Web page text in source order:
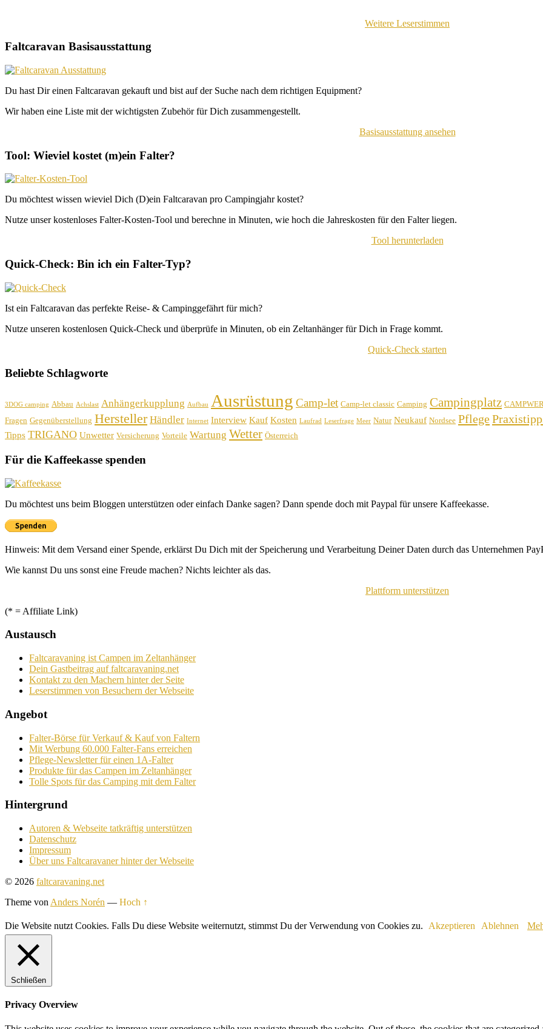
Weitere Leserstimmen
Faltcaravan Basisausstattung
Du hast Dir einen Faltcaravan gekauft und bist auf der Suche nach dem richtigen Equipment?
Wir haben eine Liste mit der wichtigsten Zubehör für Dich zusammengestellt.
Basisausstattung ansehen
Tool: Wieviel kostet (m)ein Falter?
Du möchtest wissen wieviel Dich (D)ein Faltcaravan pro Campingjahr kostet?
Nutze unser kostenloses Falter-Kosten-Tool und berechne in Minuten, wie hoch die Jahreskosten für den Falter liegen.
Tool herunterladen
Quick-Check: Bin ich ein Falter-Typ?
Ist ein Faltcaravan das perfekte Reise- & Campinggefährt für mich?
Nutze unseren kostenlosen Quick-Check und überprüfe in Minuten, ob ein Zeltanhänger für Dich in Frage kommt.
Quick-Check starten
Beliebte Schlagworte
3DOG camping Abbau Achslast Anhängerkupplung Aufbau Ausrüstung Camp-let Camp-let classic Camping Campingplatz
Fragen Gegenüberstellung Hersteller Händler Internet Interview Kauf Kosten Laufrad Leserfrage Meer Natur Neukauf Nordsee Pflege
Tipps TRIGANO Unwetter Versicherung Vorteile Wartung Wetter Österreich
Für die Kaffeekasse spenden
Du möchtest uns beim Bloggen unterstützen oder einfach Danke sagen? Dann spende doch mit Paypal für unsere Kaffeekasse.
Hinweis: Mit dem Versand einer Spende, erklärst Du Dich mit der Speicherung und Verarbeitung Deiner Daten durch das Unternehmen
Wie kannst Du uns sonst eine Freude machen? Nichts leichter als das.
Plattform unterstützen
(* = Affiliate Link)
Austausch
Faltcaravaning ist Campen im Zeltanhänger
Dein Gastbeitrag auf faltcaravaning.net
Kontakt zu den Machern hinter der Seite
Leserstimmen von Besuchern der Webseite
Angebot
Falter-Börse für Verkauf & Kauf von Faltern
Mit Werbung 60.000 Falter-Fans erreichen
Pflege-Newsletter für einen 1A-Falter
Produkte für das Campen im Zeltanhänger
Tolle Spots für das Camping mit dem Falter
Hintergrund
Autoren & Webseite tatkräftig unterstützen
Datenschutz
Impressum
Über uns Faltcaravaner hinter der Webseite
© 2026 faltcaravaning.net
Theme von Anders Norén — Hoch ↑
Die Website nutzt Cookies. Falls Du diese Website weiternutzt, stimmst Du der Verwendung von Cookies zu. Akzeptieren Ablehnen
Schließen
Privacy Overview